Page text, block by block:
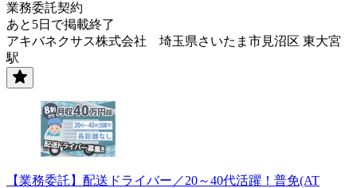
業務委託契約
あと5日で掲載終了
アキバネクサス株式会社 埼玉県さいたま市見沼区 東大宮
駅
【業務委託】配送ドライバー／20～40代活躍！普免(AT